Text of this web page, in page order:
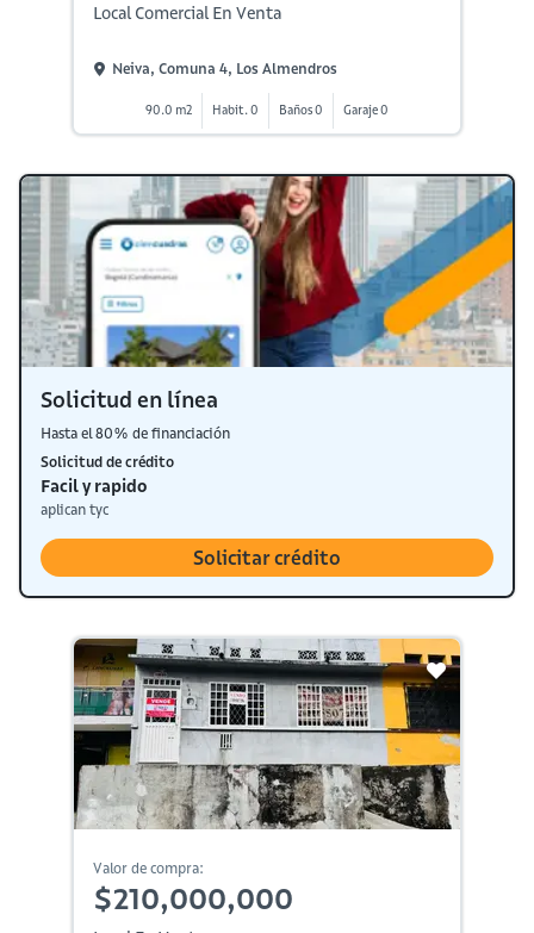
Local Comercial En Venta
Neiva, Comuna 4, Los Almendros
90.0 m2 Habit. 0 Baños 0 Garaje 0
Solicitud en línea
Hasta el 80% de financiación
Solicitud de crédito
Facil y rapido
aplican tyc
Solicitar crédito
Valor de compra:
$210,000,000